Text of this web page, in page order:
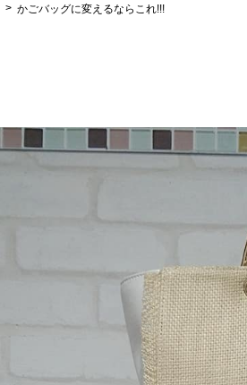
かごバッグに変えるならこれ!!!